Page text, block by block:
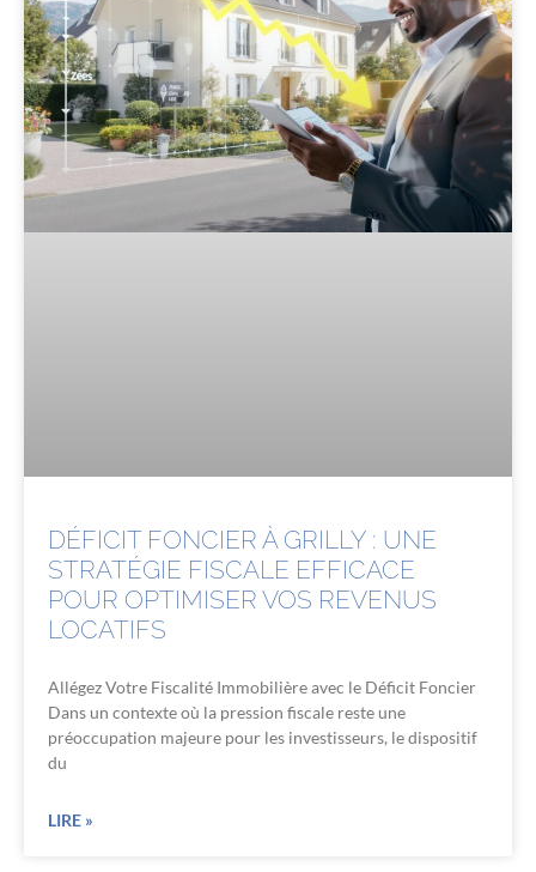
DÉFICIT FONCIER À GRILLY : UNE
STRATÉGIE FISCALE EFFICACE
POUR OPTIMISER VOS REVENUS
LOCATIFS
Allégez Votre Fiscalité Immobilière avec le Déficit Foncier
Dans un contexte où la pression fiscale reste une
préoccupation majeure pour les investisseurs, le dispositif
du
LIRE »